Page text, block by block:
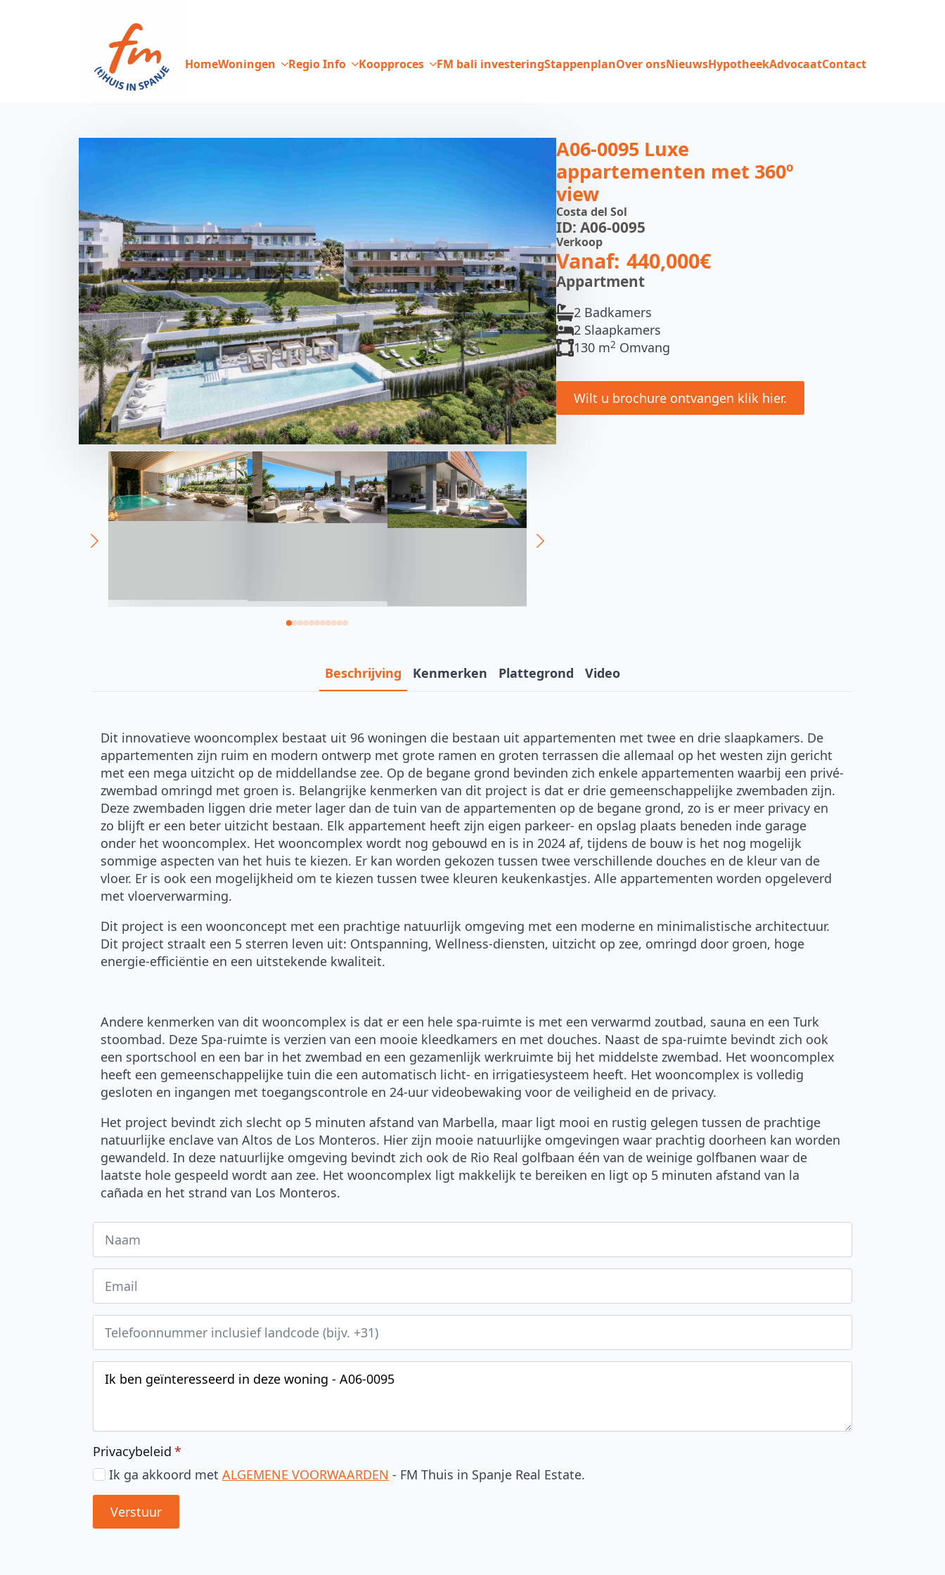
HomeWoningen Regio Info Koopproces FM bali investeringStappenplanOver onsNieuwsHypotheekAdvocaatContact
A06-0095 Luxe
appartementen met 360º
view
Costa del Sol
ID: A06-0095
Verkoop
Vanaf: 440,000€
Appartment
2 Badkamers
2 Slaapkamers
130 m2 Omvang
Wilt u brochure ontvangen klik hier.
Beschrijving Kenmerken Plattegrond Video
Dit innovatieve wooncomplex bestaat uit 96 woningen die bestaan uit appartementen met twee en drie slaapkamers. De
appartementen zijn ruim en modern ontwerp met grote ramen en groten terrassen die allemaal op het westen zijn gericht
met een mega uitzicht op de middellandse zee. Op de begane grond bevinden zich enkele appartementen waarbij een privé-
zwembad omringd met groen is. Belangrijke kenmerken van dit project is dat er drie gemeenschappelijke zwembaden zijn.
Deze zwembaden liggen drie meter lager dan de tuin van de appartementen op de begane grond, zo is er meer privacy en
zo blijft er een beter uitzicht bestaan. Elk appartement heeft zijn eigen parkeer- en opslag plaats beneden inde garage
onder het wooncomplex. Het wooncomplex wordt nog gebouwd en is in 2024 af, tijdens de bouw is het nog mogelijk
sommige aspecten van het huis te kiezen. Er kan worden gekozen tussen twee verschillende douches en de kleur van de
vloer. Er is ook een mogelijkheid om te kiezen tussen twee kleuren keukenkastjes. Alle appartementen worden opgeleverd
met vloerverwarming.
Dit project is een woonconcept met een prachtige natuurlijk omgeving met een moderne en minimalistische architectuur.
Dit project straalt een 5 sterren leven uit: Ontspanning, Wellness-diensten, uitzicht op zee, omringd door groen, hoge
energie-efficiëntie en een uitstekende kwaliteit.
Andere kenmerken van dit wooncomplex is dat er een hele spa-ruimte is met een verwarmd zoutbad, sauna en een Turk
stoombad. Deze Spa-ruimte is verzien van een mooie kleedkamers en met douches. Naast de spa-ruimte bevindt zich ook
een sportschool en een bar in het zwembad en een gezamenlijk werkruimte bij het middelste zwembad. Het wooncomplex
heeft een gemeenschappelijke tuin die een automatisch licht- en irrigatiesysteem heeft. Het wooncomplex is volledig
gesloten en ingangen met toegangscontrole en 24-uur videobewaking voor de veiligheid en de privacy.
Het project bevindt zich slecht op 5 minuten afstand van Marbella, maar ligt mooi en rustig gelegen tussen de prachtige
natuurlijke enclave van Altos de Los Monteros. Hier zijn mooie natuurlijke omgevingen waar prachtig doorheen kan worden
gewandeld. In deze natuurlijke omgeving bevindt zich ook de Rio Real golfbaan één van de weinige golfbanen waar de
laatste hole gespeeld wordt aan zee. Het wooncomplex ligt makkelijk te bereiken en ligt op 5 minuten afstand van la
cañada en het strand van Los Monteros.
Privacybeleid *
Ik ga akkoord met
ALGEMENE VOORWAARDEN - FM Thuis in Spanje Real Estate.
Verstuur